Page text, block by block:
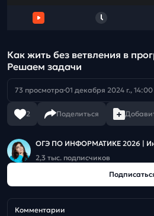
Как жить без ветвления в
Решаем задачи
73 просмотра 01 декабря 2024 г., 14:00
2 Поделиться
ОГЭ ПО ИНФОРМАТИКЕ 2026 |
2,3 тыс. подписчиков
Комментарии